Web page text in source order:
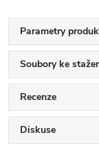
Parametry
Soubory ke
Recenze
Diskuse